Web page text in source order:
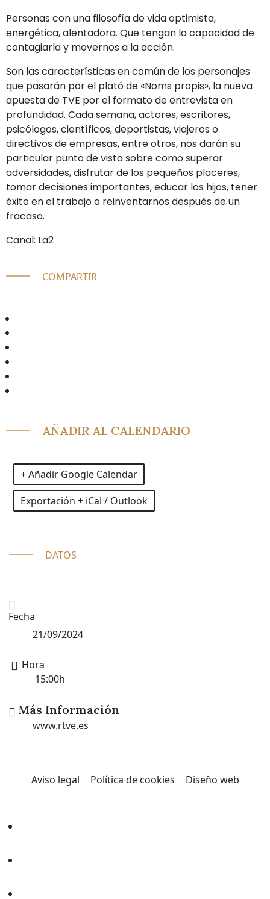
Personas con una filosofía de vida optimista,
energética, alentadora. Que tengan la capacidad de
contagiarla y movernos a la acción.
Son las características en común de los personajes
que pasarán por el plató de «Noms propis», la nueva
apuesta de TVE por el formato de entrevista en
profundidad. Cada semana, actores, escritores,
psicólogos, científicos, deportistas, viajeros o
directivos de empresas, entre otros, nos darán su
particular punto de vista sobre como superar
adversidades, disfrutar de los pequeños placeres,
tomar decisiones importantes, educar los hijos, tener
éxito en el trabajo o reinventarnos después de un
fracaso.
Canal: La2
COMPARTIR
AÑADIR AL CALENDARIO
+ Añadir Google Calendar
Exportación + iCal / Outlook
DATOS
Fecha
21/09/2024
Hora
15:00h
Más Información
www.rtve.es
Aviso legal Política de cookies Diseño web